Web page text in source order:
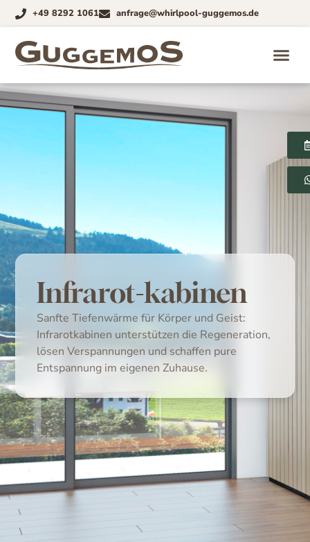
+49 8292 1061 anfrage@whirlpool-guggemos.de
Infrarot-kabinen
Sanfte Tiefenwärme für Körper und Geist:
Infrarotkabinen unterstützen die Regeneration,
lösen Verspannungen und schaffen pure
Entspannung im eigenen Zuhause.